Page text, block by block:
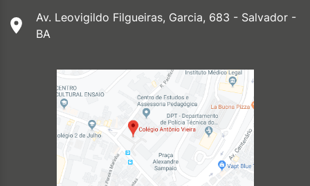
Av. Leovigildo Filgueiras, Garcia, 683 - Salvador -
BA